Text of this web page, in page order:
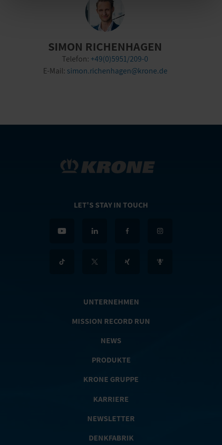
SIMON RICHENHAGEN
Telefon:+49(0)5951/209-0
E-Mail: simon.richenhagen@krone.de
LET'S STAY IN TOUCH
UNTERNEHMEN
MISSION RECORD RUN
NEWS
PRODUKTE
KRONE GRUPPE
KARRIERE
NEWSLETTER
DENKFABRIK